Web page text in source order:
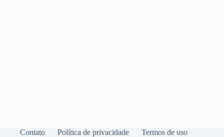
Contato Política de privacidade Termos de uso